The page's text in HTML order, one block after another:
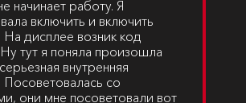
начинает работу. Я
включить и включить
На дисплее возник код
тут я поняла произошла
внутренняя
Посоветовалась со
они мне посоветовали вот